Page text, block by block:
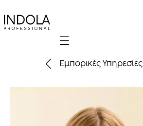
Mobile navigation
Εμπορικές Υπηρεσίες